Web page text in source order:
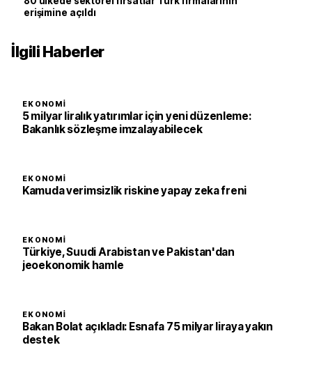
erişimine açıldı
İlgili Haberler
EKONOMI
5 milyar liralık yatırımlar için yeni düzenleme:
Bakanlık sözleşme imzalayabilecek
EKONOMI
Kamuda verimsizlik riskine yapay zeka freni
EKONOMI
Türkiye, Suudi Arabistan ve Pakistan'dan
jeoekonomik hamle
EKONOMI
Bakan Bolat açıkladı: Esnafa 75 milyar liraya yakın
destek